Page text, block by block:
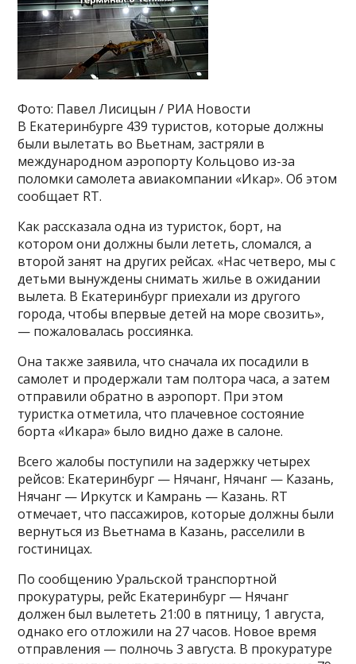
Фото: Павел Лисицын / РИА Новости
В Екатеринбурге 439 туристов, которые должны
были вылетать во Вьетнам, застряли в
международном аэропорту Кольцово из-за
поломки самолета авиакомпании «Икар». Об этом
сообщает RT.
Как рассказала одна из туристок, борт, на
котором они должны были лететь, сломался, а
второй занят на других рейсах. «Нас четверо, мы с
детьми вынуждены снимать жилье в ожидании
вылета. В Екатеринбург приехали из другого
города, чтобы впервые детей на море свозить»,
— пожаловалась россиянка.
Она также заявила, что сначала их посадили в
самолет и продержали там полтора часа, а затем
отправили обратно в аэропорт. При этом
туристка отметила, что плачевное состояние
борта «Икара» было видно даже в салоне.
Всего жалобы поступили на задержку четырех
рейсов: Екатеринбург — Нячанг, Нячанг — Казань,
Нячанг — Иркутск и Камрань — Казань. RT
отмечает, что пассажиров, которые должны были
вернуться из Вьетнама в Казань, расселили в
гостиницах.
По сообщению Уральской транспортной
прокуратуры, рейс Екатеринбург — Нячанг
должен был вылететь 21:00 в пятницу, 1 августа,
однако его отложили на 27 часов. Новое время
отправления — полночь 3 августа. В прокуратуре